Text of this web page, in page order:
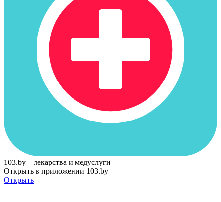
103.by – лекарства и медуслуги
Открыть в приложении 103.by
Открыть